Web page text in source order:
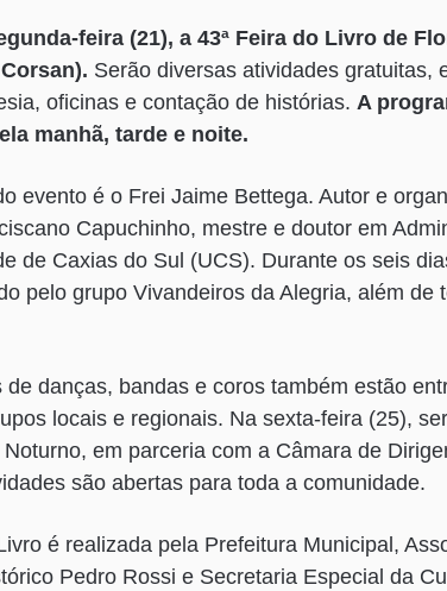
feira (21), a 43ª Feira do Livro de
Serão diversas atividades gratuitas,
oficinas e contação de histórias. A
manhã, tarde e noite.
evento é o Frei Jaime Bettega. Autor e
Capuchinho, mestre e doutor em
de Caxias do Sul (UCS). Durante os seis
pelo grupo Vivandeiros da Alegria, além de
de danças, bandas e coros também estão
locais e regionais. Na sexta-feira (25),
em parceria com a Câmara de
são abertas para toda a comunidade.
é realizada pela Prefeitura Municipal,
Pedro Rossi e Secretaria Especial da